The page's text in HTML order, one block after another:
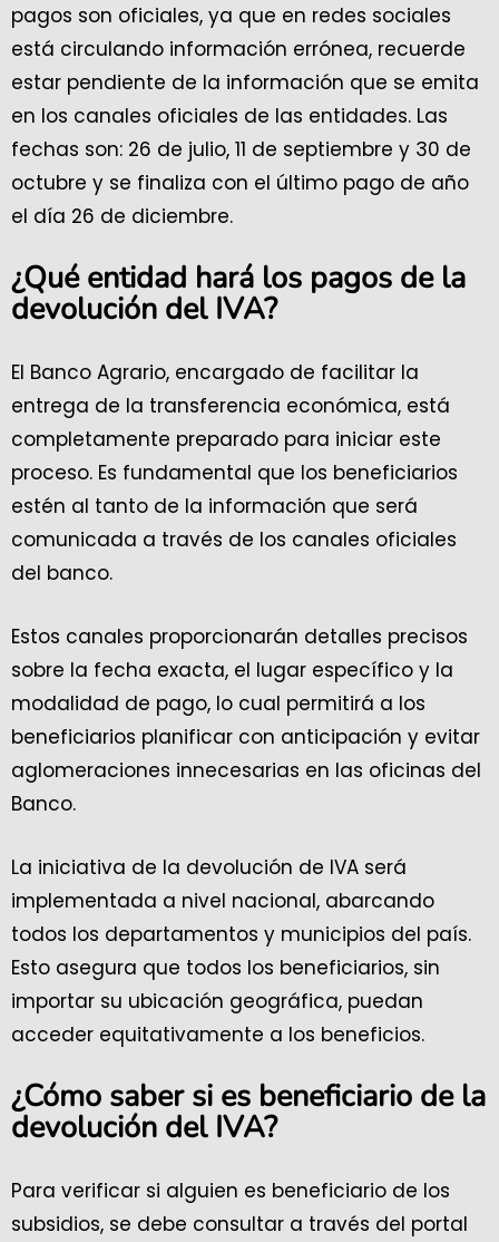
pagos son oficiales, ya que en redes sociales
está circulando información errónea, recuerde
estar pendiente de la información que se emita
en los canales oficiales de las entidades. Las
fechas son: 26 de julio, 11 de septiembre y 30 de
octubre y se finaliza con el último pago de año
el día 26 de diciembre.
¿Qué entidad hará los pagos de la
devolución del IVA?
El Banco Agrario, encargado de facilitar la
entrega de la transferencia económica, está
completamente preparado para iniciar este
proceso. Es fundamental que los beneficiarios
estén al tanto de la información que será
comunicada a través de los canales oficiales
del banco.
Estos canales proporcionarán detalles precisos
sobre la fecha exacta, el lugar específico y la
modalidad de pago, lo cual permitirá a los
beneficiarios planificar con anticipación y evitar
aglomeraciones innecesarias en las oficinas del
Banco.
La iniciativa de la devolución de IVA será
implementada a nivel nacional, abarcando
todos los departamentos y municipios del país.
Esto asegura que todos los beneficiarios, sin
importar su ubicación geográfica, puedan
acceder equitativamente a los beneficios.
¿Cómo saber si es beneficiario de la
devolución del IVA?
Para verificar si alguien es beneficiario de los
subsidios, se debe consultar a través del portal